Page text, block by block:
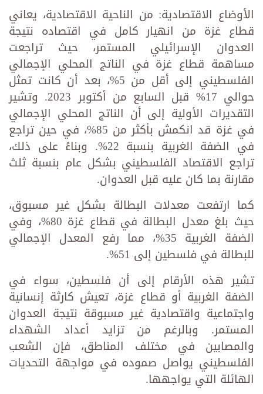
الأوضاع الاقتصادية: من الناحية الاقتصادية، يعاني
قطاع غزة من انهيار كامل في اقتصاده نتيجة
العدوان الإسرائيلي المستمر، حيث تراجعت
مساهمة قطاع غزة في الناتج المحلي الإجمالي
الفلسطيني إلى أقل من 5%، بعد أن كانت تمثل
حوالي 17% قبل السابع من أكتوبر 2023. وتشير
التقديرات الأولية إلى أن الناتج المحلي الإجمالي
في غزة قد انكمش بأكثر من 85%، في حين تراجع
في الضفة الغربية بنسبة 22%. وبناءً على ذلك،
تراجع الاقتصاد الفلسطيني بشكل عام بنسبة ثلث
مقارنة بما كان عليه قبل العدوان.
كما ارتفعت معدلات البطالة بشكل غير مسبوق،
حيث بلغ معدل البطالة في قطاع غزة 80%، وفي
الضفة الغربية 35%، مما رفع المعدل الإجمالي
للبطالة في فلسطين إلى 51%.
تشير هذه الأرقام إلى أن فلسطين، سواء في
الضفة الغربية أو قطاع غزة، تعيش كارثة إنسانية
واجتماعية واقتصادية غير مسبوقة نتيجة العدوان
المستمر. وبالرغم من تزايد أعداد الشهداء
والمصابين في مختلف المناطق، فإن الشعب
الفلسطيني يواصل صموده في مواجهة التحديات
الهائلة التي يواجهها.